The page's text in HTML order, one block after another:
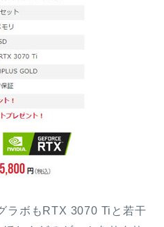
ラボもRTX 3070 Tiと若干